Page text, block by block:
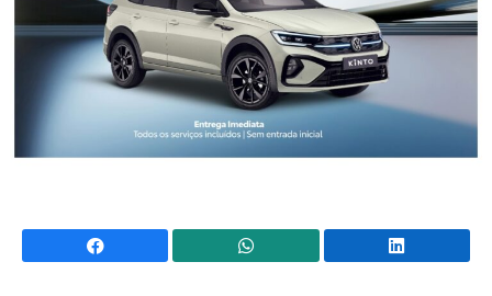
Facebook WhatsApp